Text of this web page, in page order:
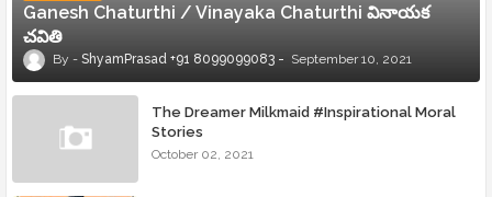
Ganesh Chaturthi / Vinayaka Chaturthi వినాయక
చవితి
ShyamPrasad +91 8099099083 September 10, 2021
The Dreamer Milkmaid #Inspirational Moral
Stories
October 02, 2021